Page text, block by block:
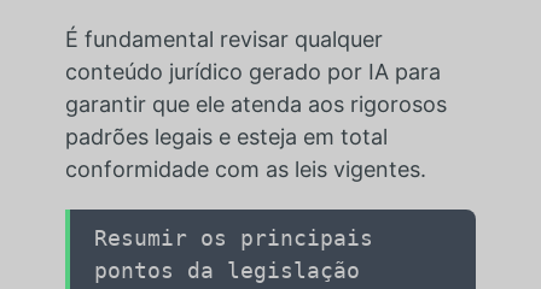
É fundamental revisar qualquer
conteúdo jurídico gerado por IA para
garantir que ele atenda aos rigorosos
padrões legais e esteja em total
conformidade com as leis vigentes.
Resumir os principais
pontos da legislação